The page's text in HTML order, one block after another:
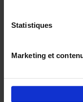
Statistiques
Marketing et